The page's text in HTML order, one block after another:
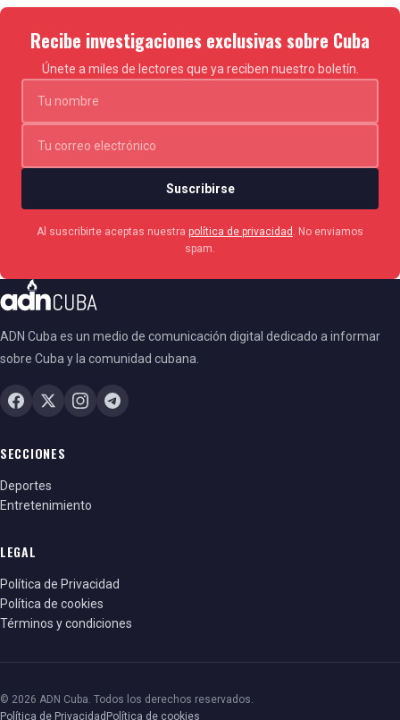
Recibe investigaciones exclusivas sobre Cuba
Únete a miles de lectores que ya reciben nuestro boletín.
Suscribirse
Al suscribirte aceptas nuestra política de privacidad
. No enviamos
spam.
ADN Cuba es un medio de comunicación digital dedicado a informar
sobre Cuba y la comunidad cubana.
SECCIONES
Deportes
Entretenimiento
LEGAL
Política de Privacidad
Política de cookies
Términos y condiciones
© 2026 ADN Cuba. Todos los derechos reservados.
Política de Privacidad Política de cookies